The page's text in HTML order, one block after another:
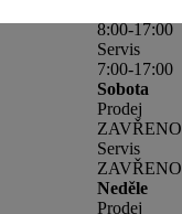
8:00-17:00
Servis
7:00-17:00
Sobota
Prodej
ZAVŘENO
Servis
ZAVŘENO
Neděle
Prodej